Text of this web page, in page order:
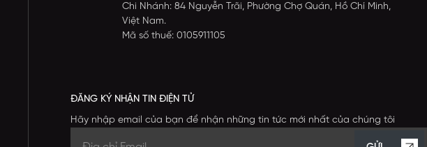
Chi Nhánh: 84 Nguyễn Trãi, Phường Chợ Quán, Hồ Chí Minh,
Việt Nam.
Mã số thuế: 0105911105
ĐĂNG KÝ NHẬN TIN ĐIỆN TỬ
Hãy nhập email của bạn để nhận những tin tức mới nhất của chúng tôi